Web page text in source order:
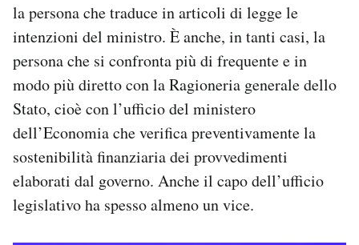
la persona che traduce in articoli di legge le
intenzioni del ministro. È anche, in tanti casi, la
persona che si confronta più di frequente e in
modo più diretto con la Ragioneria generale dello
Stato, cioè con l’ufficio del ministero
dell’Economia che verifica preventivamente la
sostenibilità finanziaria dei provvedimenti
elaborati dal governo. Anche il capo dell’ufficio
legislativo ha spesso almeno un vice.